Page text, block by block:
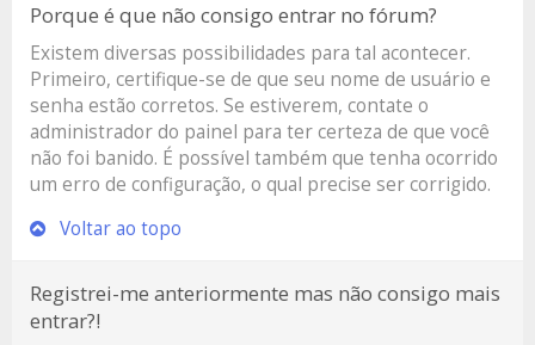
Porque é que não consigo entrar no fórum?
Existem diversas possibilidades para tal acontecer.
Primeiro, certifique-se de que seu nome de usuário e
senha estão corretos. Se estiverem, contate o
administrador do painel para ter certeza de que você
não foi banido. É possível também que tenha ocorrido
um erro de configuração, o qual precise ser corrigido.
Voltar ao topo
Registrei-me anteriormente mas não consigo mais
entrar?!